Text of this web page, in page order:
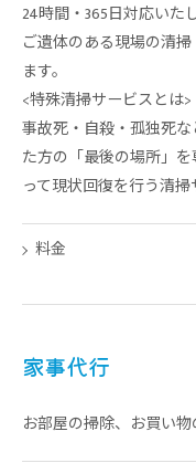
24時間・365日対応いた
ご遺体のある現場の清
ます。
<特殊清掃サービスとは>
事故死・自殺・孤独死
た方の「最後の場所」
って現状回復を行う清掃
料金
家事代行
お部屋の掃除、お買い物